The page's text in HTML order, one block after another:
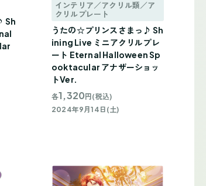
Sh
インテリア／アクリル類／ア
クリルプレート
うたの☆プリンスさまっ♪ Sh
ining Live ミニアクリルプレ
ート Eternal Halloween Sp
ooktacular アナザーショッ
トVer.
各1,320 円(税込)
2024年9月14日(土)